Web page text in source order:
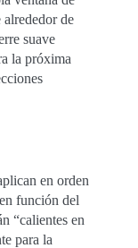
de
suave
la próxima
en orden
función del
“calientes en
para la